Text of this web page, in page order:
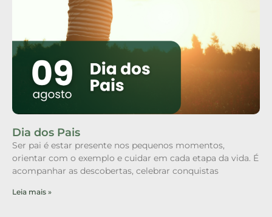
Dia dos Pais
Ser pai é estar presente nos pequenos momentos,
orientar com o exemplo e cuidar em cada etapa da vida. É
acompanhar as descobertas, celebrar conquistas
Leia mais »